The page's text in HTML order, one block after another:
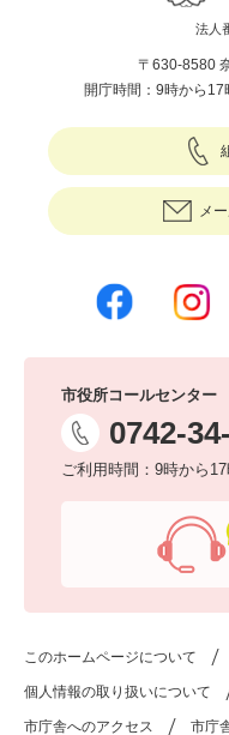
法人
〒630-8580
開庁時間：9時から17
メ
市役所コールセンター
0742-
ご利用時間：9時から
このホームページについて
個人情報の取り扱いについて
市庁舎へのアクセス 市庁